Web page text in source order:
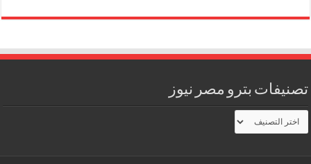
تصنيفات بترو مصر نيوز
تصنيفات
بترو
مصر